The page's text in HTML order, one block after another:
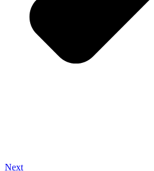
Next